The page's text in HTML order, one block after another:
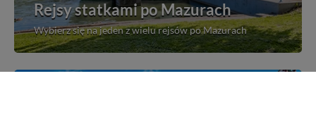
Rejsy statkami po Mazurach
Wybierz się na jeden z wielu rejsów po Mazurach